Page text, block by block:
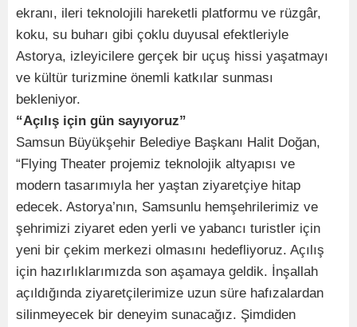
ekranı, ileri teknolojili hareketli platformu ve rüzgâr,
koku, su buharı gibi çoklu duyusal efektleriyle
Astorya, izleyicilere gerçek bir uçuş hissi yaşatmayı
ve kültür turizmine önemli katkılar sunması
bekleniyor.
“Açılış için gün sayıyoruz”
Samsun Büyükşehir Belediye Başkanı Halit Doğan,
“Flying Theater projemiz teknolojik altyapısı ve
modern tasarımıyla her yaştan ziyaretçiye hitap
edecek. Astorya’nın, Samsunlu hemşehrilerimiz ve
şehrimizi ziyaret eden yerli ve yabancı turistler için
yeni bir çekim merkezi olmasını hedefliyoruz. Açılış
için hazırlıklarımızda son aşamaya geldik. İnşallah
açıldığında ziyaretçilerimize uzun süre hafızalardan
silinmeyecek bir deneyim sunacağız. Şimdiden